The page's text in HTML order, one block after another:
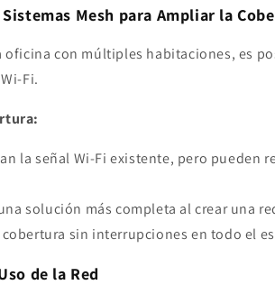
Mesh para Ampliar la
oficina con múltiples habitaciones, es
Fi.
la señal Wi-Fi existente, pero pueden
solución más completa al crear una
sin interrupciones en todo el
de la Red